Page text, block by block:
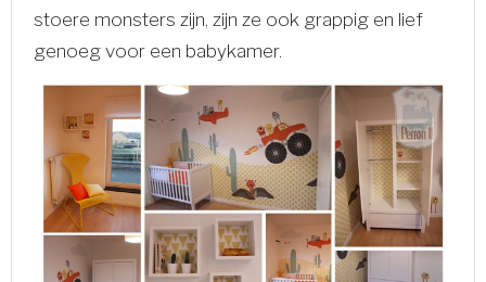
stoere monsters zijn, zijn ze ook grappig en lief
genoeg voor een babykamer.